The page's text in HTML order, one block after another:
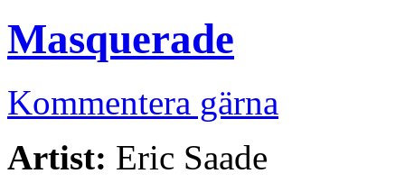
Masquerade
Kommentera gärna
Artist: Eric Saade